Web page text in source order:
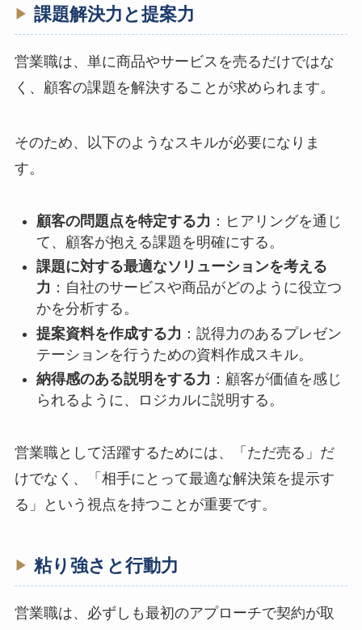
課題解決力と提案力
営業職は、単に商品やサービスを売るだけではな
く、顧客の課題を解決することが求められます。
そのため、以下のようなスキルが必要になりま
す。
顧客の問題点を特定する力 ：ヒアリングを通じ
て、顧客が抱える課題を明確にする。
課題に対する最適なソリューションを考える
力 ：自社のサービスや商品がどのように役立つ
かを分析する。
提案資料を作成する力 ：説得力のあるプレゼン
テーションを行うための資料作成スキル。
納得感のある説明をする力 ：顧客が価値を感じ
られるように、ロジカルに説明する。
営業職として活躍するためには、「ただ売る」だ
けでなく、「相手にとって最適な解決策を提示す
る」という視点を持つことが重要です。
粘り強さと行動力
営業職は、必ずしも最初のアプローチで契約が取